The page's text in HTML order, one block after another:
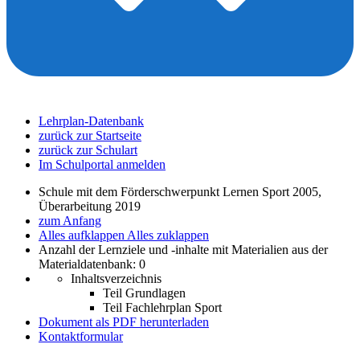
Lehrplan-Datenbank
zurück zur Startseite
zurück zur Schulart
Im Schulportal anmelden
Schule mit dem Förderschwerpunkt Lernen Sport 2005,
Überarbeitung 2019
zum Anfang
Alles aufklappen Alles zuklappen
Anzahl der Lernziele und -inhalte mit Materialien aus der
Materialdatenbank: 0
Inhaltsverzeichnis
Teil Grundlagen
Teil Fachlehrplan Sport
Dokument als PDF herunterladen
Kontaktformular